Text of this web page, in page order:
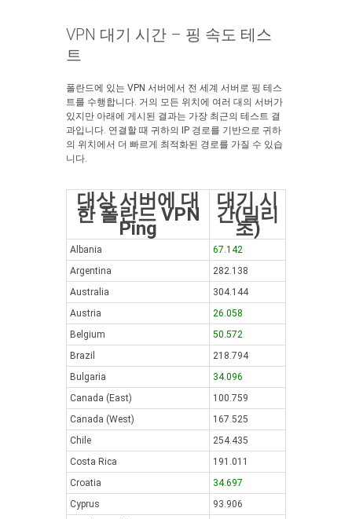
VPN 대기 시간 – 핑 속도 테스
트
폴란드에 있는 VPN 서버에서 전 세계 서버로 핑 테스
트를 수행합니다. 거의 모든 위치에 여러 대의 서버가
있지만 아래에 게시된 결과는 가장 최근의 테스트 결
과입니다. 연결할 때 귀하의 IP 경로를 기반으로 귀하
의 위치에서 더 빠르게 최적화된 경로를 가질 수 있습
니다.
대상 서버에 대
한 폴란드 VPN
Ping
대기 시
간(밀리
초)
Albania
67.142
Argentina
282.138
Australia
304.144
Austria
26.058
Belgium
50.572
Brazil
218.794
Bulgaria
34.096
Canada (East)
100.759
Canada (West)
167.525
Chile
254.435
Costa Rica
191.011
Croatia
34.697
Cyprus
93.906